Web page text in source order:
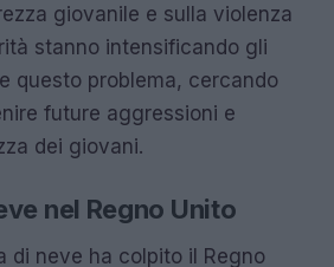
giovanile e sulla violenza
stanno intensificando gli
questo problema, cercando
future aggressioni e
dei giovani.
nel Regno Unito
di neve ha colpito il Regno